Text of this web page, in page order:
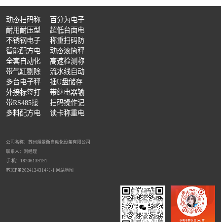
配件缺失检重机 整箱缺件检测秤
流水线成品复检设备 在线动态品控秤
动态扫码称
重分拣秤自
动拍照
百分为电子
天平多功能
可选
耐用耐压型
电子地磅花
纹钢板材质
超低台面电
子地磅带双
引坡
不锈钢电子
地磅
称重扫码防
错配料电子
秤
智能配方电
子台秤
动态滚筒秤
大台面大量
程
全套自动化
称重设备
高速检测称
重机三段式
带气缸剔除
称重机两段
式
流水线自动
检重秤皮带
式
多台电子秤
连接一天电
脑传输数据
插U盘储存
数据电子秤
外接标签打
印机电子秤
带继电器输
出电子秤
带RS485接
口电子秤
扫码操作记
录电子秤
多料配方电
读卡称重电
公司名称：苏州煜景衡自动化设备有限公司
联系人：刘经理
手 机：18206139191
苏ICP备2024124314号-1
网站地图